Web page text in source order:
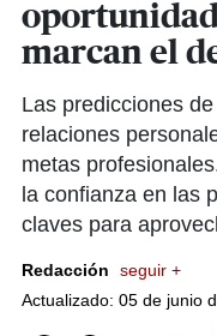
marcan el
Las predicciones
relaciones
metas
la confianza en las
claves para
Redacción
seguir +
Actualizado: 05 de junio